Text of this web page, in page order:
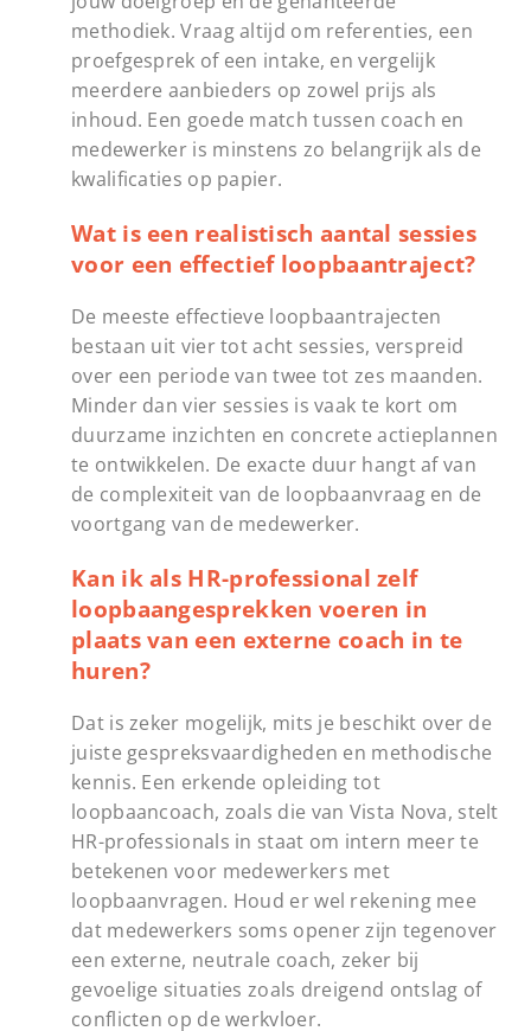
methodiek. Vraag altijd om referenties, een
proefgesprek of een intake, en vergelijk
meerdere aanbieders op zowel prijs als
inhoud. Een goede match tussen coach en
medewerker is minstens zo belangrijk als de
kwalificaties op papier.
Wat is een realistisch aantal sessies
voor een effectief loopbaantraject?
De meeste effectieve loopbaantrajecten
bestaan uit vier tot acht sessies, verspreid
over een periode van twee tot zes maanden.
Minder dan vier sessies is vaak te kort om
duurzame inzichten en concrete actieplannen
te ontwikkelen. De exacte duur hangt af van
de complexiteit van de loopbaanvraag en de
voortgang van de medewerker.
Kan ik als HR-professional zelf
loopbaangesprekken voeren in
plaats van een externe coach in te
huren?
Dat is zeker mogelijk, mits je beschikt over de
juiste gespreksvaardigheden en methodische
kennis. Een erkende opleiding tot
loopbaancoach, zoals die van Vista Nova, stelt
HR-professionals in staat om intern meer te
betekenen voor medewerkers met
loopbaanvragen. Houd er wel rekening mee
dat medewerkers soms opener zijn tegenover
een externe, neutrale coach, zeker bij
gevoelige situaties zoals dreigend ontslag of
conflicten op de werkvloer.